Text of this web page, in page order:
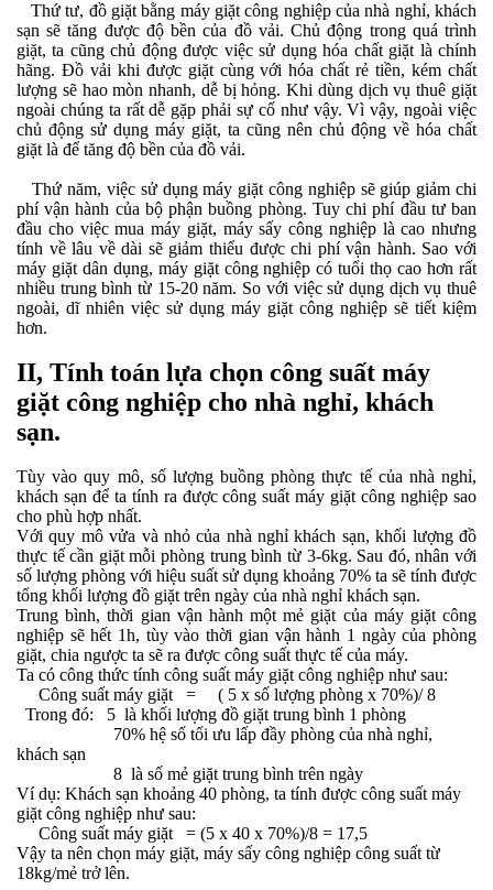
Thứ tư, đồ giặt bằng máy giặt công nghiệp của nhà nghỉ, khách
sạn sẽ tăng được độ bền của đồ vải. Chủ động trong quá trình
giặt, ta cũng chủ động được việc sử dụng hóa chất giặt là chính
hãng. Đồ vải khi được giặt cùng với hóa chất rẻ tiền, kém chất
lượng sẽ hao mòn nhanh, dễ bị hỏng. Khi dùng dịch vụ thuê giặt
ngoài chúng ta rất dễ gặp phải sự cố như vậy. Vì vậy, ngoài việc
chủ động sử dụng máy giặt, ta cũng nên chủ động về hóa chất
giặt là để tăng độ bền của đồ vải.
Thứ năm, việc sử dụng máy giặt công nghiệp sẽ giúp giảm chi
phí vận hành của bộ phận buồng phòng. Tuy chi phí đầu tư ban
đầu cho việc mua máy giặt, máy sấy công nghiệp là cao nhưng
tính về lâu về dài sẽ giảm thiểu được chi phí vận hành. Sao với
máy giặt dân dụng, máy giặt công nghiệp có tuổi thọ cao hơn rất
nhiều trung bình từ 15-20 năm. So với việc sử dụng dịch vụ thuê
ngoài, dĩ nhiên việc sử dụng máy giặt công nghiệp sẽ tiết kiệm
hơn.
II, Tính toán lựa chọn công suất máy
giặt công nghiệp cho nhà nghỉ, khách
sạn.
Tùy vào quy mô, số lượng buồng phòng thực tế của nhà nghỉ,
khách sạn để ta tính ra được công suất máy giặt công nghiệp sao
cho phù hợp nhất.
Với quy mô vửa và nhỏ của nhà nghỉ khách sạn, khối lượng đồ
thực tế cần giặt mỗi phòng trung bình từ 3-6kg. Sau đó, nhân với
số lượng phòng với hiệu suất sử dụng khoảng 70% ta sẽ tính được
tổng khối lượng đồ giặt trên ngày của nhà nghỉ khách sạn.
Trung bình, thời gian vận hành một mẻ giặt của máy giặt công
nghiệp sẽ hết 1h, tùy vào thời gian vận hành 1 ngày của phòng
giặt, chia ngược ta sẽ ra được công suất thực tế của máy.
Ta có công thức tính công suất máy giặt công nghiệp như sau:
Công suất máy giặt = ( 5 x số lượng phòng x 70%)/ 8
Trong đó: 5 là khối lượng đồ giặt trung bình 1 phòng
70% hệ số tối ưu lấp đầy phòng của nhà nghỉ,
khách sạn
8 là số mẻ giặt trung bình trên ngày
Ví dụ: Khách sạn khoảng 40 phòng, ta tính được công suất máy
giặt công nghiệp như sau:
Công suất máy giặt = (5 x 40 x 70%)/8 = 17,5
Vậy ta nên chọn máy giặt, máy sấy công nghiệp công suất từ
18kg/mẻ trở lên.